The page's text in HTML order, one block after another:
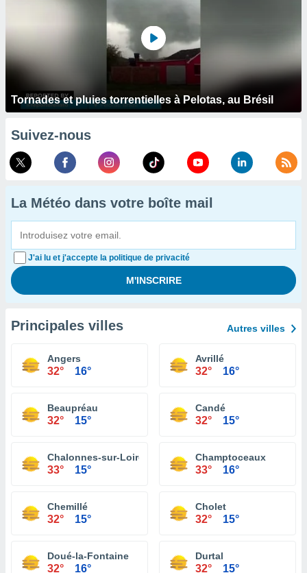
Tornades et pluies torrentielles à Pelotas, au Brésil
Suivez-nous
La Météo dans votre boîte mail
J'ai lu et j'accepte la politique de privacité
Principales villes Autres villes
Angers
32° 16°
Avrillé
32° 16°
Beaupréau
32° 15°
Candé
32° 15°
Chalonnes-sur-Loire
33° 15°
Champtoceaux
33° 16°
Chemillé
32° 15°
Cholet
32° 15°
Doué-la-Fontaine
32° 16°
Durtal
32° 15°